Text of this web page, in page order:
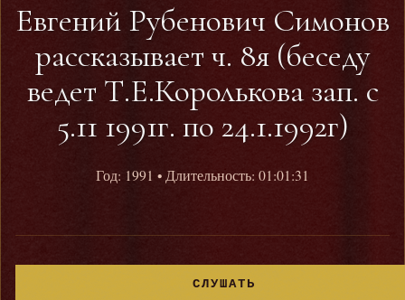
Евгений Рубенович Симонов
рассказывает ч. 8я (беседу
ведет Т.Е.Королькова зап. с
5.11 1991г. по 24.1.1992г)
Год: 1991 • Длительность: 01:01:31
СЛУШАТЬ